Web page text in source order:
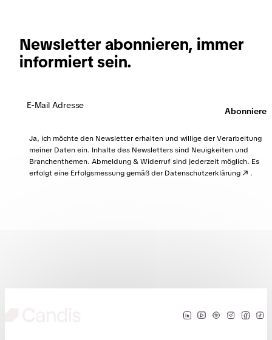
ersetzbar und dürfen nicht vernichtet werden. Im
Zweifel empfiehlt sich die Rücksprache mit der.
Newsletter abonnieren, immer
informiert sein.
Abonnieren
Ja, ich möchte den Newsletter erhalten und willige der Verarbeitung
meiner Daten ein. Inhalte des Newsletters sind Neuigkeiten und
Branchenthemen. Abmeldung & Widerruf sind jederzeit möglich. Es
erfolgt eine Erfolgsmessung gemäß der Datenschutzerklärung .